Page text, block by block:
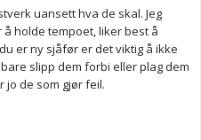
uansett hva de skal. Jeg
holde tempoet, liker best å
er ny sjåfør er det viktig å ikke
slipp dem forbi eller plag dem
jo de som gjør feil.